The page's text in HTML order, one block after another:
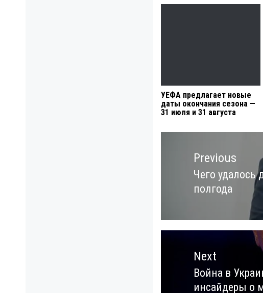
УЕФА предлагает новые
даты окончания сезона —
31 июля и 31 августа
Навигация
записямPrevious
Previous
post:
Чего удалось
полгода
Next
Next
Война в
инсайдеры о